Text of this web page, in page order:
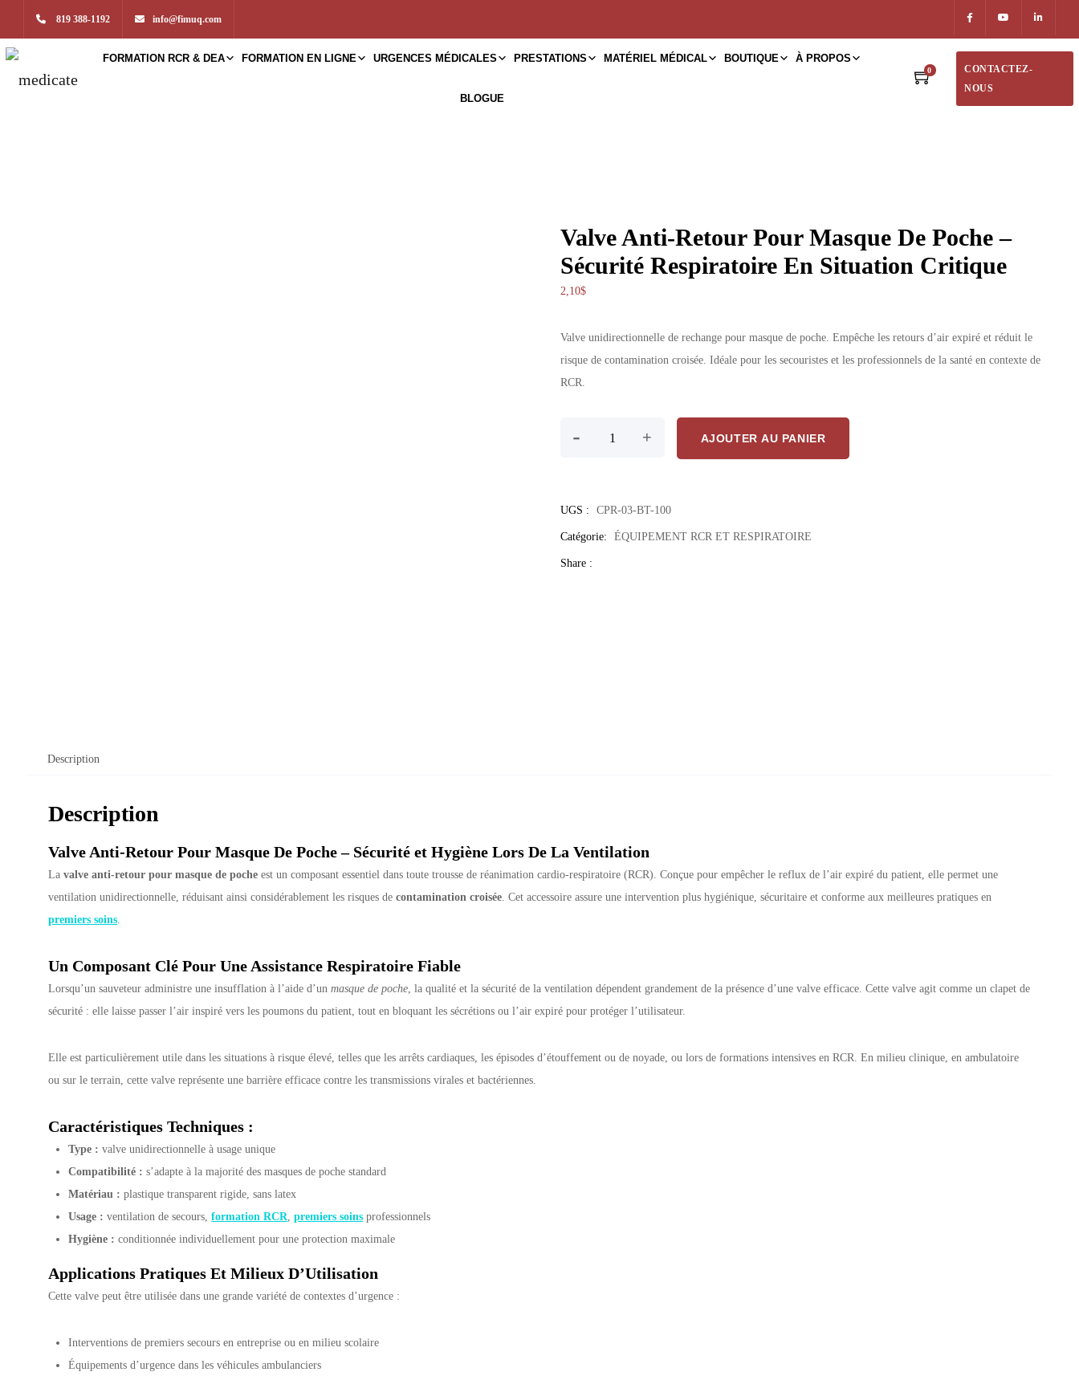
819 388-1192 info@fimuq.com
FORMATION RCR & DEA FORMATION EN LIGNE URGENCES MÉDICALES PRESTATIONS MATÉRIEL MÉDICAL BOUTIQUE À PROPOS
BLOGUE
0
CONTACTEZ-
NOUS
Valve Anti-Retour Pour Masque De Poche –
Sécurité Respiratoire En Situation Critique
2,10$
Valve unidirectionnelle de rechange pour masque de poche. Empêche les retours d’air expiré et réduit le
risque de contamination croisée. Idéale pour les secouristes et les professionnels de la santé en contexte de
RCR.
- + AJOUTER AU PANIER
UGS : CPR-03-BT-100
Catégorie: ÉQUIPEMENT RCR ET RESPIRATOIRE
Share :
Description
Description
Valve Anti-Retour Pour Masque De Poche – Sécurité et Hygiène Lors De La Ventilation
Lavalve anti-retour pour masque de poche est un composant essentiel dans toute trousse de réanimation cardio-respiratoire (RCR). Conçue pour empêcher le reflux de l’air expiré du patient, elle permet une
ventilation unidirectionnelle, réduisant ainsi considérablement les risques decontamination croisée. Cet accessoire assure une intervention plus hygiénique, sécuritaire et conforme aux meilleures pratiques en
premiers soins.
Un Composant Clé Pour Une Assistance Respiratoire Fiable
Lorsqu’un sauveteur administre une insufflation à l’aide d’unmasque de poche, la qualité et la sécurité de la ventilation dépendent grandement de la présence d’une valve efficace. Cette valve agit comme un clapet de
sécurité : elle laisse passer l’air inspiré vers les poumons du patient, tout en bloquant les sécrétions ou l’air expiré pour protéger l’utilisateur.
Elle est particulièrement utile dans les situations à risque élevé, telles que les arrêts cardiaques, les épisodes d’étouffement ou de noyade, ou lors de formations intensives en RCR. En milieu clinique, en ambulatoire
ou sur le terrain, cette valve représente une barrière efficace contre les transmissions virales et bactériennes.
Caractéristiques Techniques :
Type : valve unidirectionnelle à usage unique
Compatibilité : s’adapte à la majorité des masques de poche standard
Matériau : plastique transparent rigide, sans latex
Usage : ventilation de secours,formation RCR,premiers soins professionnels
Hygiène : conditionnée individuellement pour une protection maximale
Applications Pratiques Et Milieux D’Utilisation
Cette valve peut être utilisée dans une grande variété de contextes d’urgence :
Interventions de premiers secours en entreprise ou en milieu scolaire
Équipements d’urgence dans les véhicules ambulanciers